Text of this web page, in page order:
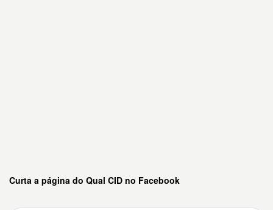
Curta a página do Qual CID no Facebook